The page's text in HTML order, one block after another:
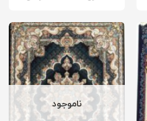
ناموجود